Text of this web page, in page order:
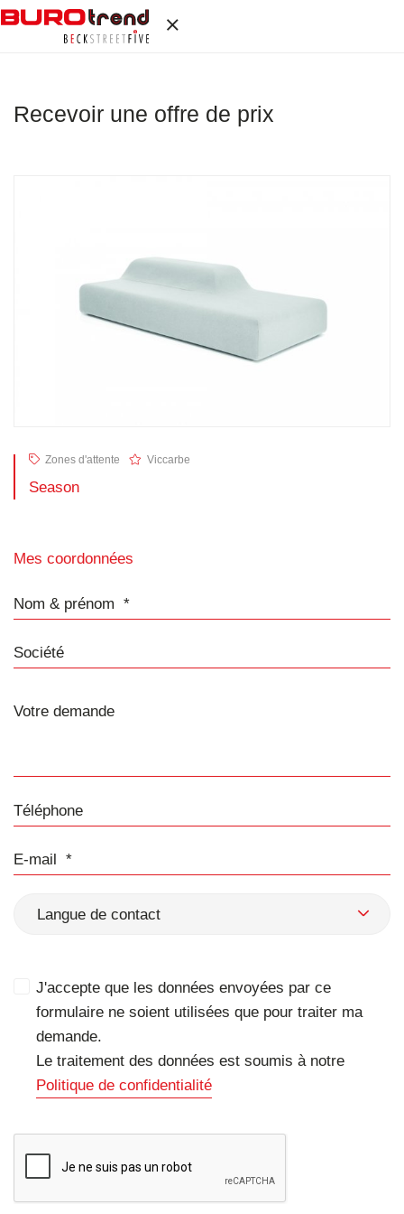
Recevoir une offre de prix
Zones d'attente Viccarbe
Season
Mes coordonnées
Nom & prénom
Société
Téléphone
E-mail
Langue de contact
J'accepte que les données envoyées par ce
formulaire ne soient utilisées que pour traiter ma
demande.
Le traitement des données est soumis à notre
Politique de confidentialité